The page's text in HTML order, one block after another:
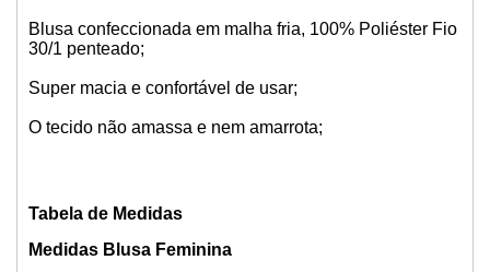
Blusa confeccionada em malha fria, 100% Poliéster Fio
30/1 penteado;
Super macia e confortável de usar;
O tecido não amassa e nem amarrota;
Tabela de Medidas
Medidas Blusa Feminina